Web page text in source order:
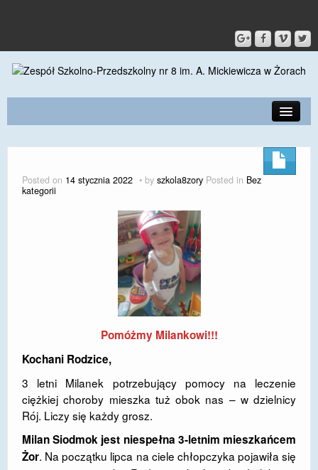
KONTAKT
DLA RODZICÓW I UCZNIÓW
DLA PRACOWNIKÓW
POLITYKA PRYWATNOŚCI
RODO
EGZAMIN ÓSMOKLASISTY
STANDARDY OCHRONY MAŁOLETNICH
Posted on 14 stycznia 2022 by szkola8zory Posted in Bez
kategorii
Pomóżmy Milankowi!!!
Kochani Rodzice,
3 letni Milanek potrzebujący pomocy na leczenie
ciężkiej choroby mieszka tuż obok nas – w dzielnicy
Rój. Liczy się każdy grosz.
Milan Siodmok jest niespełna 3-letnim mieszkańcem
Żor. Na początku lipca na ciele chłopczyka pojawiła się